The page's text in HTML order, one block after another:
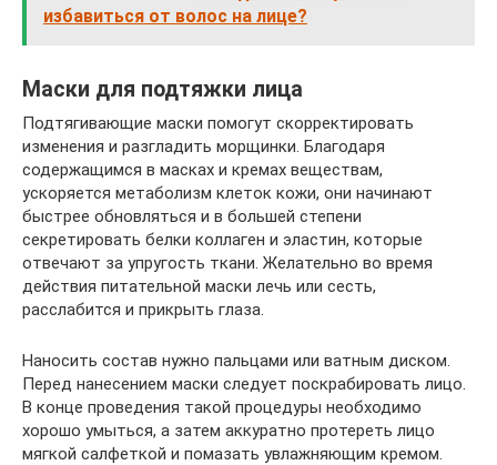
избавиться от волос на лице?
Маски для подтяжки лица
Подтягивающие маски помогут скорректировать
изменения и разгладить морщинки. Благодаря
содержащимся в масках и кремах веществам,
ускоряется метаболизм клеток кожи, они начинают
быстрее обновляться и в большей степени
секретировать белки коллаген и эластин, которые
отвечают за упругость ткани. Желательно во время
действия питательной маски лечь или сесть,
расслабится и прикрыть глаза.
Наносить состав нужно пальцами или ватным диском.
Перед нанесением маски следует поскрабировать лицо.
В конце проведения такой процедуры необходимо
хорошо умыться, а затем аккуратно протереть лицо
мягкой салфеткой и помазать увлажняющим кремом.